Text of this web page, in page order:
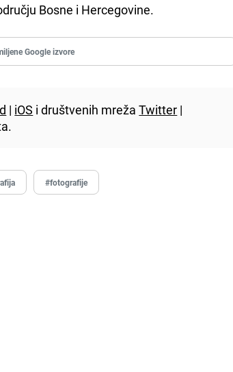
Bosne i Hercegovine.
Google izvore
| iOS i društvenih mrežaTwitter |
#fotografije